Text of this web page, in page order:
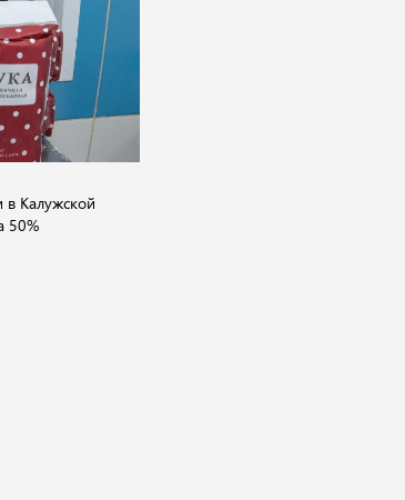
в Калужской
50%